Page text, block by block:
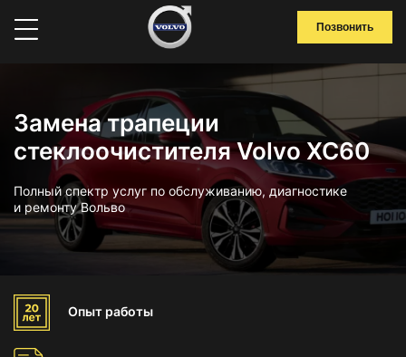
Позвонить
Замена трапеции
стеклоочистителя Volvo XC60
Полный спектр услуг по обслуживанию, диагностике
и ремонту Вольво
Опыт работы